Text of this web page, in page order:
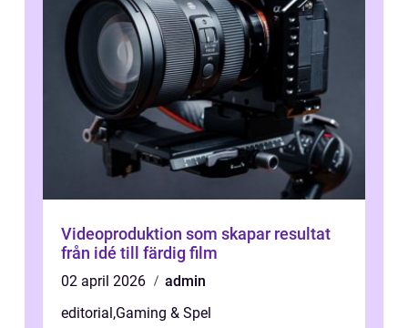
Videoproduktion som skapar resultat
från idé till färdig film
02 april 2026
admin
editorial ,Gaming & Spel